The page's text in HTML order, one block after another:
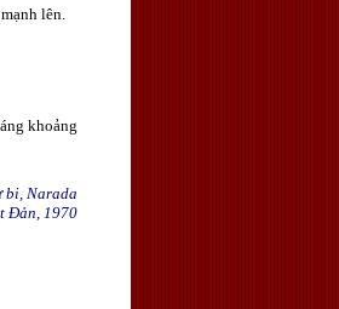
lên.
khoảng
bi, Narada
Đản, 1970